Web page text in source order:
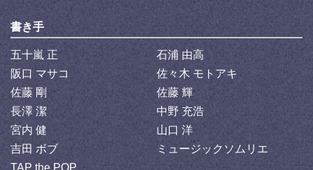
書き手
五十嵐 正
石浦 由高
阪口 マサコ
佐々木 モトアキ
佐藤 剛
佐藤 輝
長澤 潔
中野 充浩
宮内 健
山口 洋
吉田 ボブ
ミュージックソムリエ
TAP the POP